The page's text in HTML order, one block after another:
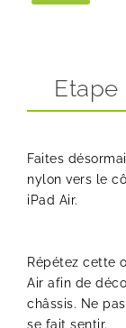
Etape
Faites
nylon vers le
iPad Air.
Répétez cette
Air afin de
châssis. Ne
se fait sentir.